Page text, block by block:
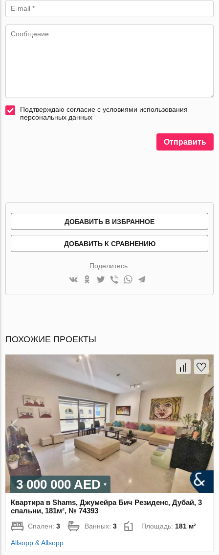
Подтверждаю согласие с условиями использования
персональных данных
Отправить
ДОБАВИТЬ В ИЗБРАННОЕ
ДОБАВИТЬ К СРАВНЕНИЮ
Поделитесь:
ПОХОЖИЕ ПРОЕКТЫ
3 000 000 AED
Квартира в Shams, Джумейра Бич Резиденс, Дубай, 3
спальни, 181м², № 74393
Спален:3 Ванных:3 Площадь:181 м²
Allsopp & Allsopp